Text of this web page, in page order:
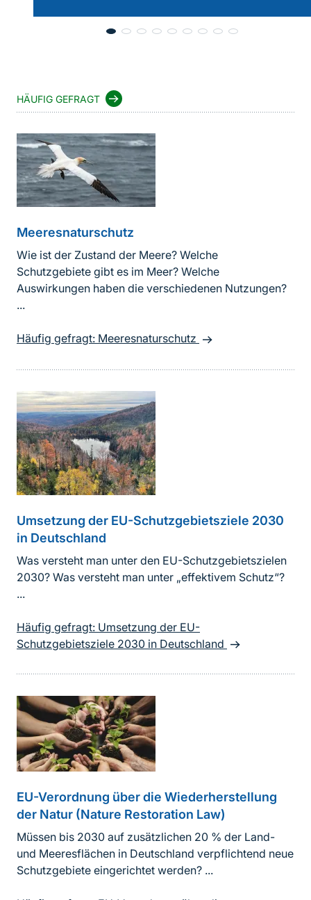
HÄUFIG GEFRAGT
Meeresnaturschutz
Wie ist der Zustand der Meere? Welche
Schutzgebiete gibt es im Meer? Welche
Auswirkungen haben die verschiedenen Nutzungen?
...
Häufig gefragt: Meeresnaturschutz
Umsetzung der EU-Schutzgebietsziele 2030
in Deutschland
Was versteht man unter den EU-Schutzgebietszielen
2030? Was versteht man unter „effektivem Schutz“?
...
Häufig gefragt: Umsetzung der EU-
Schutzgebietsziele 2030 in Deutschland
EU-Verordnung über die Wiederherstellung
der Natur (Nature Restoration Law)
Müssen bis 2030 auf zusätzlichen 20 % der Land-
und Meeresflächen in Deutschland verpflichtend neue
Schutzgebiete eingerichtet werden? ...